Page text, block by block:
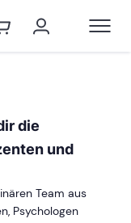
die
und
Team aus
Psychologen